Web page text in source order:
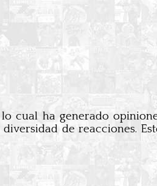
cual ha generado
de reacciones.